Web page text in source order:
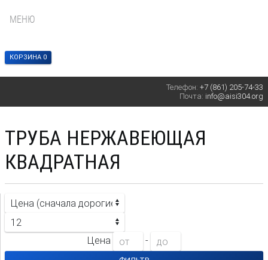
МЕНЮ
КОРЗИНА 0
Телефон: +7 (861) 205-74-33
Почта: info@aisi304.org
ТРУБА НЕРЖАВЕЮЩАЯ
КВАДРАТНАЯ
Цена -